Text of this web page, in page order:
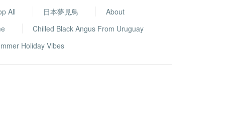
All 日本夢見鳥
About
Chilled Black Angus From Uruguay
Holiday Vibes